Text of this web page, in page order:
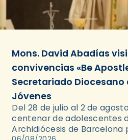
Mons. David Abadías
convivencias «Be
Secretariado Diocesano
Jóvenes
Del 28 de julio al 2 de
centenar de adolescentes
Archidiócesis de